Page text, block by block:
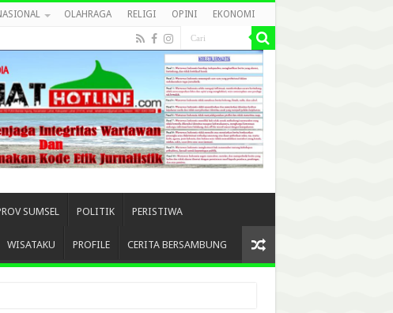
OLAHRAGA RELIGI OPINI EKONOMI
SUMSEL POLITIK PERISTIWA
WISATAKU PROFILE CERITA BERSAMBUNG